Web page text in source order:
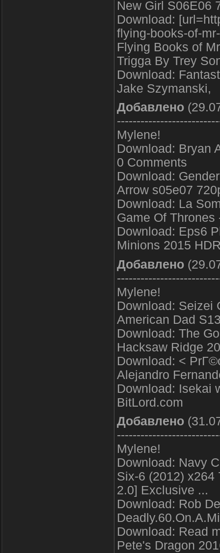
New Girl S06E06
Download:
flying-books-of-
Flying Books of
Trigga By Trey
Download:
Jake Szymanski,
Добавлено
Mylene!
Download: Bryan
0 Comments
Download:
Arrow s05e07
Download: La
Game Of Thrones
Download: Eps6
Minions 2015
Добавлено
Mylene!
Download: Seizei
American Dad
Download: The
Hacksaw Ridge
Download: <
Alejandro
Download: Isekai
BitLord.com
Добавлено
Mylene!
Download: Navy
Six-6 (2012) x264
2.0] Exclusive ...
Download: Rob
Download: Read
Pete's Dragon